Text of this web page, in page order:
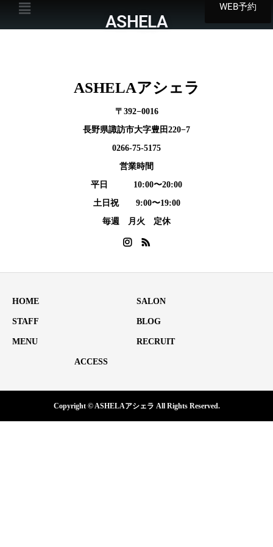
WEB予約
ASHELA
ASHELAアシェラ
〒392−0016
長野県諏訪市大字豊田220−7
0266-75-5175
営業時間
平日 10:00〜20:00
土日祝 9:00〜19:00
毎週 月火 定休
HOME SALON
STAFF BLOG
MENU RECRUIT
ACCESS
Copyright © ASHELAアシェラ All Rights Reserved.